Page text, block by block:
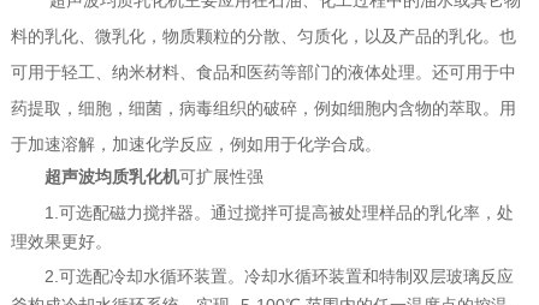
料的乳化、微乳化，物质颗粒的分散、匀质化，以及产品的乳化。也
可用于轻工、纳米材料、食品和医药等部门的液体处理。还可用于中
药提取，细胞，细菌，病毒组织的破碎，例如细胞内含物的萃取。用
于加速溶解，加速化学反应，例如用于化学合成。
超声波均质乳化机可扩展性强
1.可选配磁力搅拌器。通过搅拌可提高被处理样品的乳化率，处
理效果更好。
2.可选配冷却水循环装置。冷却水循环装置和特制双层玻璃反应